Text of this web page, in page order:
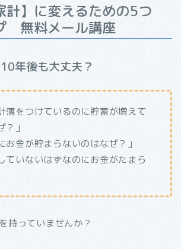
計】に変えるための5つ
無料メール講座
年後も大丈夫？
簿をつけているのに貯蓄が増えて
」
お金が貯まらないのはなぜ？」
ていないはずなのにお金がたまら
持っていませんか？